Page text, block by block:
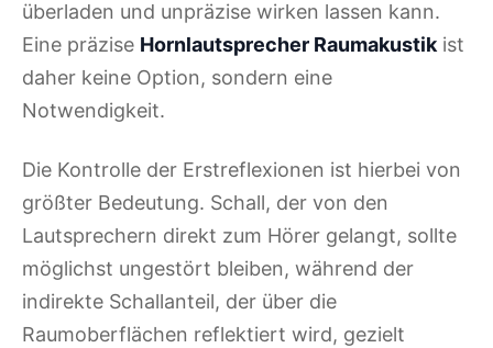
überladen und unpräzise wirken lassen kann.
Eine präzise Hornlautsprecher Raumakustikist
daher keine Option, sondern eine
Notwendigkeit.
Die Kontrolle der Erstreflexionen ist hierbei von
größter Bedeutung. Schall, der von den
Lautsprechern direkt zum Hörer gelangt, sollte
möglichst ungestört bleiben, während der
indirekte Schallanteil, der über die
Raumoberflächen reflektiert wird, gezielt